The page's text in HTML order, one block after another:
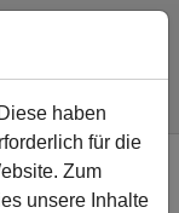
Klassenhaben
für die
Zum
unsere Inhalte